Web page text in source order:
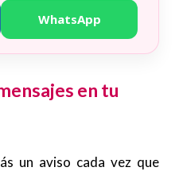
WhatsApp
en tu
un aviso cada vez que